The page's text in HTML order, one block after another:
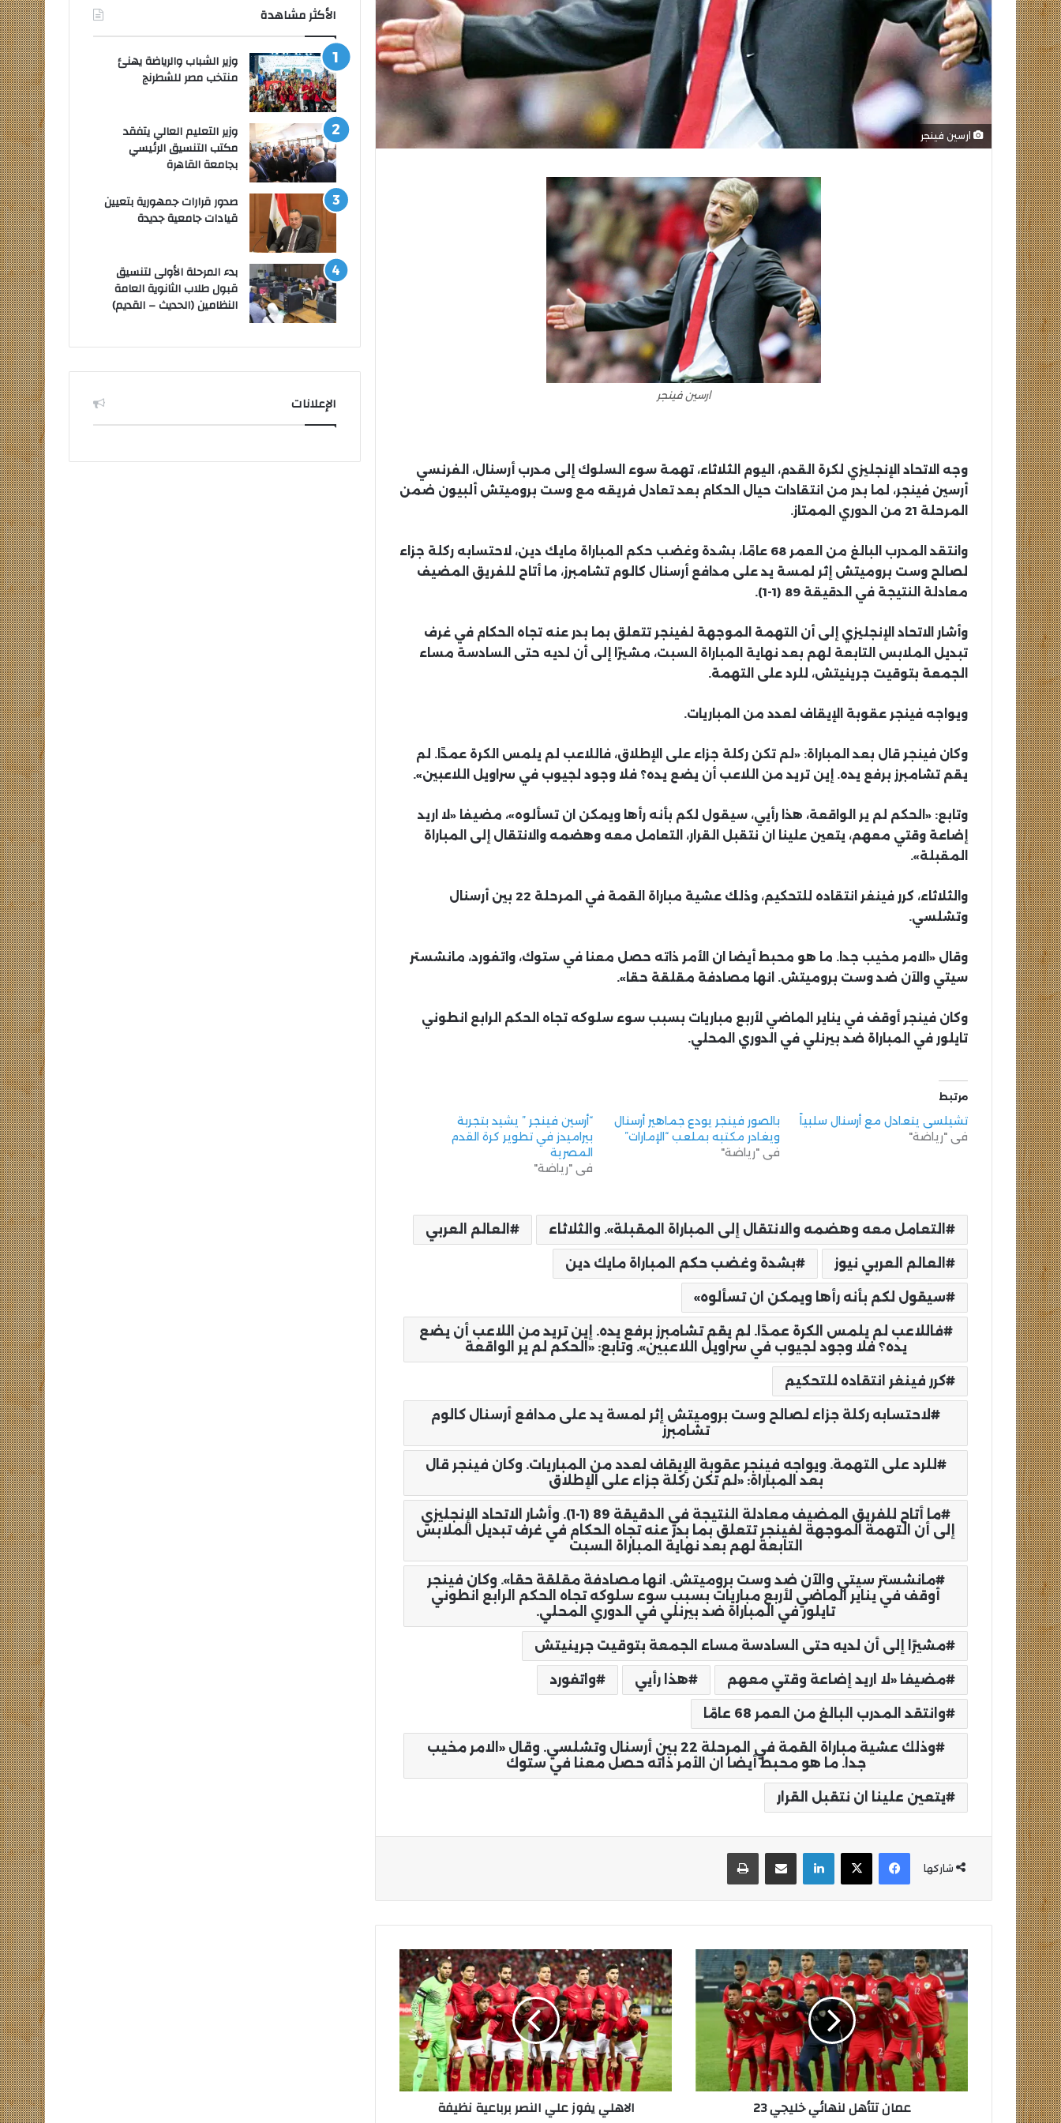
ارسين فينجر
ارسين فينجر
وجه الاتحاد الإنجليزي لكرة القدم، اليوم الثلاثاء، تهمة سوء السلوك إلى مدرب أرسنال، الفرنسي
أرسين فينجر، لما بدر من انتقادات حيال الحكام بعد تعادل فريقه مع وست بروميتش ألبيون ضمن
المرحلة 21 من الدوري الممتاز.
وانتقد المدرب البالغ من العمر 68 عامًا، بشدة وغضب حكم المباراة مايك دين، لاحتسابه ركلة جزاء
لصالح وست بروميتش إثر لمسة يد على مدافع أرسنال كالوم تشامبرز، ما أتاح للفريق المضيف
معادلة النتيجة في الدقيقة 89 (1-1).
وأشار الاتحاد الإنجليزي إلى أن التهمة الموجهة لفينجر تتعلق بما بدر عنه تجاه الحكام في غرف
تبديل الملابس التابعة لهم بعد نهاية المباراة السبت، مشيرًا إلى أن لديه حتى السادسة مساء
الجمعة بتوقيت جرينيتش، للرد على التهمة.
ويواجه فينجر عقوبة الإيقاف لعدد من المباريات.
وكان فينجر قال بعد المباراة: «لم تكن ركلة جزاء على الإطلاق، فاللاعب لم يلمس الكرة عمدًا. لم
يقم تشامبرز برفع يده. إين تريد من اللاعب أن يضع يده؟ فلا وجود لجيوب في سراويل اللاعبين».
وتابع: «الحكم لم ير الواقعة، هذا رأيي، سيقول لكم بأنه رأها ويمكن ان تسألوه»، مضيفا «لا اريد
إضاعة وقتي معهم، يتعين علينا ان نتقبل القرار، التعامل معه وهضمه والانتقال إلى المباراة
المقبلة».
والثلاثاء، كرر فينغر انتقاده للتحكيم، وذلك عشية مباراة القمة في المرحلة 22 بين أرسنال
وتشلسي.
وقال «الامر مخيب جدا. ما هو محبط أيضا ان الأمر ذاته حصل معنا في ستوك، واتفورد، مانشستر
سيتي والآن ضد وست بروميتش. انها مصادفة مقلقة حقا».
وكان فينجر أوقف في يناير الماضي لأربع مباريات بسبب سوء سلوكه تجاه الحكم الرابع انطوني
تايلور في المباراة ضد بيرنلي في الدوري المحلي.
مرتبط
تشيلسي يتعادل مع أرسنال سلبياً
في "رياضة"
بالصور فينجر يودع جماهير أرسنال
ويغادر مكتبه بملعب “الإمارات”
في "رياضة"
“أرسين فينجر ” يشيد بتجربة
بيراميدز في تطوير كرة القدم
المصرية
في "رياضة"
التعامل معه وهضمه والانتقال إلى المباراة المقبلة». والثلاثاء العالم العربي
العالم العربي نيوز بشدة وغضب حكم المباراة مايك دين
سيقول لكم بأنه رأها ويمكن ان تسألوه»
فاللاعب لم يلمس الكرة عمدًا. لم يقم تشامبرز برفع يده. إين تريد من اللاعب أن يضع
يده؟ فلا وجود لجيوب في سراويل اللاعبين». وتابع: «الحكم لم ير الواقعة
كرر فينغر انتقاده للتحكيم
لاحتسابه ركلة جزاء لصالح وست بروميتش إثر لمسة يد على مدافع أرسنال كالوم
تشامبرز
للرد على التهمة. ويواجه فينجر عقوبة الإيقاف لعدد من المباريات. وكان فينجر قال
بعد المباراة: «لم تكن ركلة جزاء على الإطلاق
ما أتاح للفريق المضيف معادلة النتيجة في الدقيقة 89 (1-1). وأشار الاتحاد الإنجليزي
إلى أن التهمة الموجهة لفينجر تتعلق بما بدر عنه تجاه الحكام في غرف تبديل الملابس
التابعة لهم بعد نهاية المباراة السبت
مانشستر سيتي والآن ضد وست بروميتش. انها مصادفة مقلقة حقا». وكان فينجر
أوقف في يناير الماضي لأربع مباريات بسبب سوء سلوكه تجاه الحكم الرابع انطوني
تايلور في المباراة ضد بيرنلي في الدوري المحلي.
مشيرًا إلى أن لديه حتى السادسة مساء الجمعة بتوقيت جرينيتش
مضيفا «لا اريد إضاعة وقتي معهم هذا رأيي واتفورد
وانتقد المدرب البالغ من العمر 68 عامًا
وذلك عشية مباراة القمة في المرحلة 22 بين أرسنال وتشلسي. وقال «الامر مخيب
جدا. ما هو محبط أيضا ان الأمر ذاته حصل معنا في ستوك
يتعين علينا ان نتقبل القرار
شاركها
فيسبوك
‫X لينكدإن مشاركة عبر البريد طباعة
عمان
تتأهل
لنهائي
خليجي
عمان تتأهل لنهائي خليجي 23
الاهلي
يفوز
علي
النصر
برباعية
نظيفة
الاهلي يفوز علي النصر برباعية نظيفة
الأكثر مشاهدة
وزير الشباب والرياضة يهنئ
منتخب مصر للشطرنج
وزير التعليم العالي يتفقد
مكتب التنسيق الرئيسي
بجامعة القاهرة
صدور قرارات جمهورية بتعيين
قيادات جامعية جديدة
بدء المرحلة الأولى لتنسيق
قبول طلاب الثانوية العامة
النظامين (الحديث – القديم)
الإعلانات